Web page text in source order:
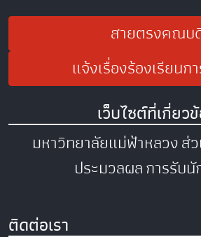
สายตรงคณบ
แจ้งเรื่องร้องเรียนก
เว็บไซต์ที่เกี่ยว
มหาวิทยาลัยแม่ฟ้าหลวงส่
ประมวลผลการรับ
ติดต่อเรา